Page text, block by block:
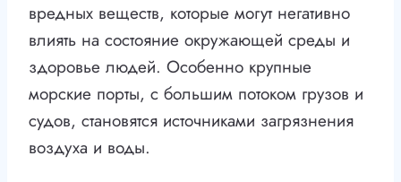
вредных веществ, которые могут негативно
влиять на состояние окружающей среды и
здоровье людей. Особенно крупные
морские порты, с большим потоком грузов и
судов, становятся источниками загрязнения
воздуха и воды.